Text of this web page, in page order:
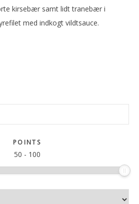
kirsebær samt lidt tranebær i
med indkogt vildtsauce.
POINTS
50 - 100